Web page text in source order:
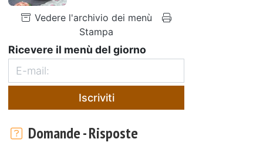
Vedere l'archivio dei menù
Stampa
Ricevere il menù del giorno
Iscriviti
Domande - Risposte